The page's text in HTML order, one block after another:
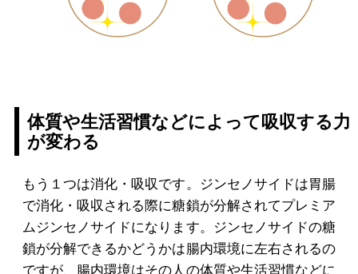
体質や生活習慣などによって吸収する力
が変わる
もう１つは消化・吸収です。ジンセノサイドは胃腸
で消化・吸収される際に糖鎖が分解されてプレミア
ムジンセノサイドになります。ジンセノサイドの糖
鎖が分解できるかどうかは腸内環境に左右されるの
ですが、腸内環境はその人の体質や生活習慣などに